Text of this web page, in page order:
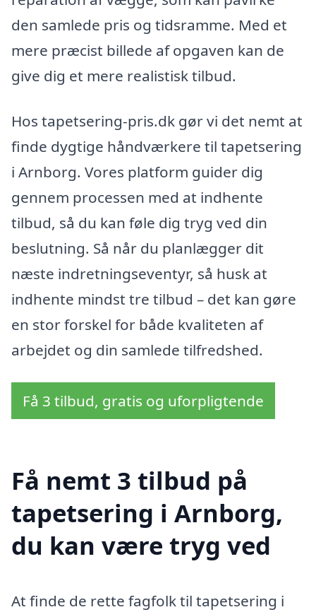
den samlede pris og tidsramme. Med et
mere præcist billede af opgaven kan de
give dig et mere realistisk tilbud.
Hos tapetsering-pris.dk gør vi det nemt at
finde dygtige håndværkere til tapetsering
i Arnborg. Vores platform guider dig
gennem processen med at indhente
tilbud, så du kan føle dig tryg ved din
beslutning. Så når du planlægger dit
næste indretningseventyr, så husk at
indhente mindst tre tilbud – det kan gøre
en stor forskel for både kvaliteten af
arbejdet og din samlede tilfredshed.
Få 3 tilbud, gratis og uforpligtende
Få nemt 3 tilbud på
tapetsering i Arnborg,
du kan være tryg ved
At finde de rette fagfolk til tapetsering i